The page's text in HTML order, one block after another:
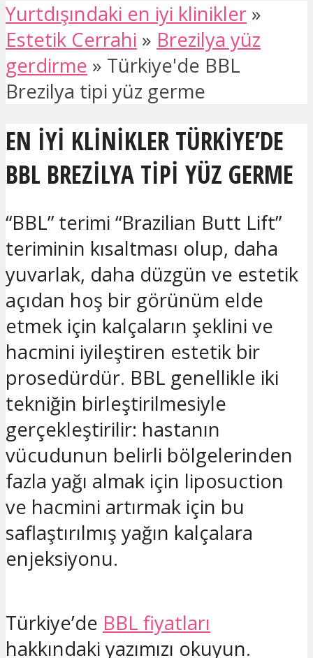
Yurtdışındaki en iyi klinikler »
Estetik Cerrahi » Brezilya yüz
gerdirme » Türkiye'de BBL
Brezilya tipi yüz germe
EN IYI KLINIKLER TÜRKIYE’DE
BBL BREZILYA TIPI YÜZ GERME
“BBL” terimi “Brazilian Butt Lift”
teriminin kısaltması olup, daha
yuvarlak, daha düzgün ve estetik
açıdan hoş bir görünüm elde
etmek için kalçaların şeklini ve
hacmini iyileştiren estetik bir
prosedürdür. BBL genellikle iki
tekniğin birleştirilmesiyle
gerçekleştirilir: hastanın
vücudunun belirli bölgelerinden
fazla yağı almak için liposuction
ve hacmini artırmak için bu
saflaştırılmış yağın kalçalara
enjeksiyonu.
Türkiye’de BBL fiyatları
hakkındaki yazımızı okuyun.